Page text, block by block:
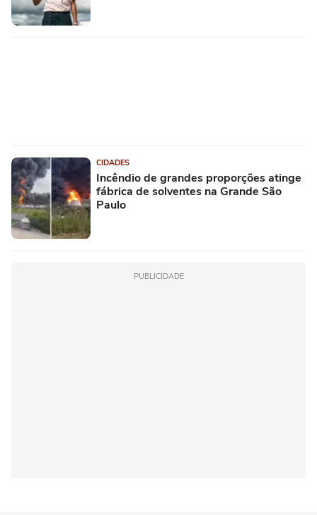
CIDADES
Incêndio de grandes proporções atinge
fábrica de solventes na Grande São
Paulo
PUBLICIDADE